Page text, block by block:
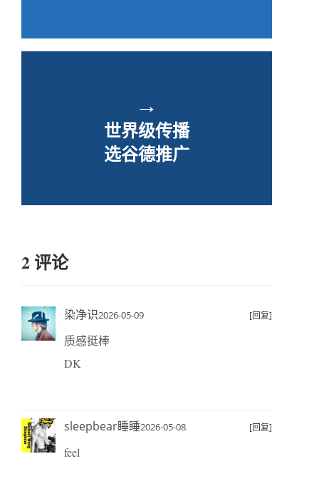
→
世界级传播
选谷德推广
2 评论
染净识2026-05-09 [回复]
质感挺棒
DK
sleepbear睡睡2026-05-08 [回复]
feel